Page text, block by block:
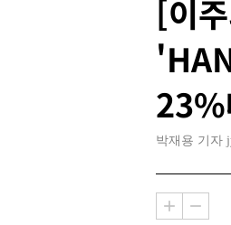
[이
23%
박재용 기자